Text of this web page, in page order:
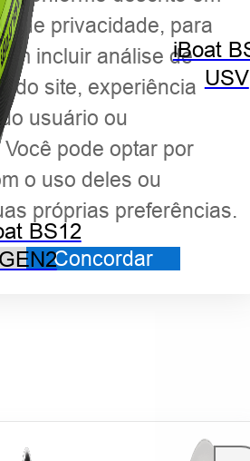
BS12
iBoat
USV
de privacidade, para
incluir análise de
do site, experiência
usuário ou
pode optar por
o uso deles ou
próprias preferências.
Concordar